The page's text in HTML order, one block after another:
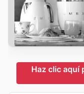
Haz clic aquí